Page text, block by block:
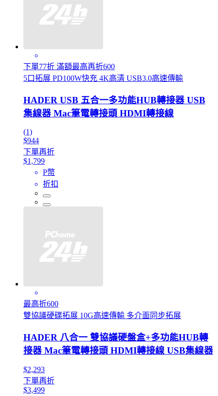
下單77折 滿額最高再折600
5口拓展 PD100W快充 4K高清 USB3.0高速傳輸
HADER USB 五合一多功能HUB轉接器 USB
集線器 Mac筆電轉接頭 HDMI轉接線
(1)
$944
下單再折
$1,799
P幣
折扣
最高折600
雙協議硬碟拓展 10G高速傳輸 多介面同步拓展
HADER 八合一 雙協議硬盤盒+多功能HUB轉
接器 Mac筆電轉接頭 HDMI轉接線 USB集線器
$2,293
下單再折
$3,499